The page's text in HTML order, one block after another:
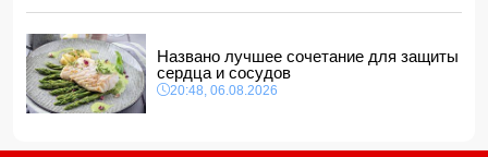
Названо лучшее сочетание для защиты
сердца и сосудов
20:48, 06.08.2026